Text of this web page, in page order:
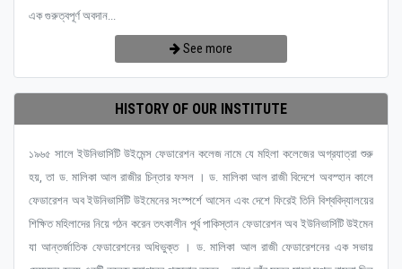
এক গুরুত্বপূর্ণ অবদান...
See more
HISTORY OF OUR INSTITUTE
১৯৬৫ সালে ইউনিভার্সিটি উইমেন্স ফেডারেশন কলেজ নামে যে মহিলা কলেজের অগ্রযাত্রা শুরু
হয়, তা ড. মালিকা আল রাজীর চিন্তার ফসল । ড. মালিকা আল রাজী বিদেশে অবস্হান কালে
ফেডারেশন অব ইউনিভার্সিটি উইমেনের সংস্পর্শে আসেন এবং দেশে ফিরেই তিনি বিশ্ববিদ্যালয়ের
শিক্ষিত মহিলাদের নিয়ে গঠন করেন তৎকালীন পূর্ব পাকিস্তান ফেডারেশন অব ইউনিভার্সিটি উইমেন
যা আন্তর্জাতিক ফেডারেশনের অধিভুক্ত । ড. মালিকা আল রাজী ফেডারেশনের এক সভায়